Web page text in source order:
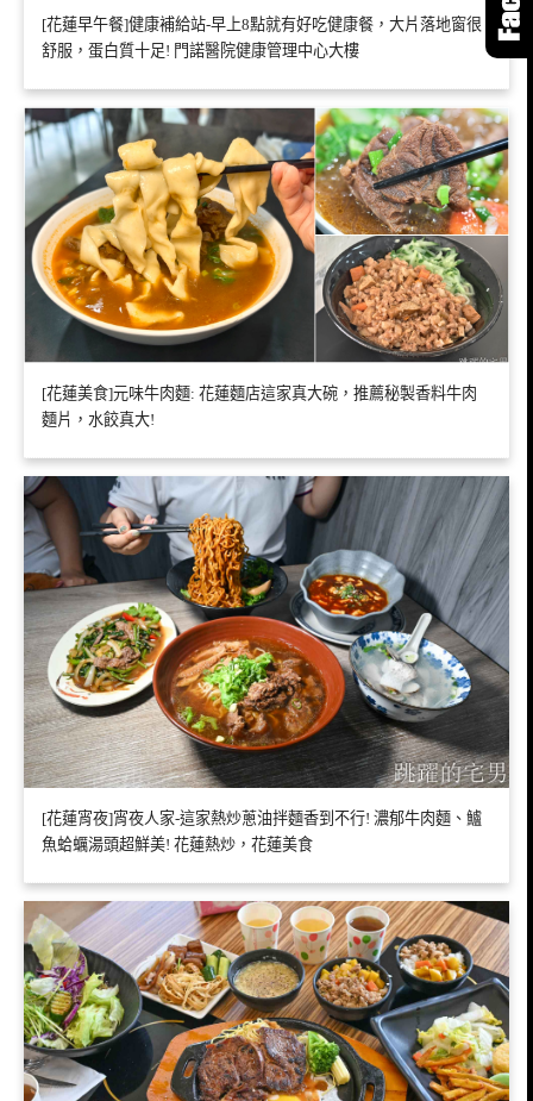
[花蓮早午餐]健康補給站-早上8點就有好吃健康餐，大片落地窗很
舒服，蛋白質十足! 門諾醫院健康管理中心大樓
[花蓮美食]元味牛肉麵: 花蓮麵店這家真大碗，推薦秘製香料牛肉
麵片，水餃真大!
[花蓮宵夜]宵夜人家-這家熱炒蔥油拌麵香到不行! 濃郁牛肉麵、鱸
魚蛤蠣湯頭超鮮美! 花蓮熱炒，花蓮美食